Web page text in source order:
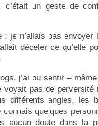
c’était un geste de
je n’allais pas envoyer
déceler ce qu’elle
j’ai pu sentir –
voyait pas de perversité
différents angles, les
quelques
aucun doute dans la